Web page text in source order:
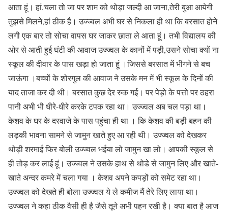
आता हूं। हां,चला तो जा पर शाम को थोड़ा जल्दी आ जाना,तेरी बुआ आयेगी
तुझसे मिलने,हां ठीक है। उज्ज्वल अभी घर से निकला ही था कि बरसात होने
लगी एक बार तो सोचा वापस घर जाकर छाता ले आता हूं। तभी विद्यालय की
ओर से आती हुई घंटी की आवाज उज्ज्वल के कानों में पड़ी,उसने सोचा क्यों ना
स्कूल की दीवार के पास खड़ा हो जाता हूं ।जिससे बरसात में भीगने से बच
जाऊंगा ।बच्चों के शोरगुल की आवाज ने उसके मन में भी स्कूल के दिनों की
याद ताजा कर दी थी। बरसात कुछ देर रुक गई। पर पेड़ो के पत्तो पर ठहरा
पानी अभी भी धीरे-धीरे करके टपक रहा था। उज्ज्वल अब चल पड़ा था।
केशव के घर के दरवाजे के पास पहुंचा ही था । कि केशव की बड़ी बहन की
लड़की भावना सामने से जामुन खाते हुए आ रही थी। उज्ज्वल को देखकर
थोड़ी शरमाई फिर बोली उज्ज्वल भईया लो जामुन खा लो। आपकी स्कूल से
ही तोड़ कर लाई हूं। उज्ज्वल ने उसके हाथ से थोडे से जामुन लिए और खाते-
खाते अन्दर कमरे में चला गया । केशव अपने कपड़ों को समेट रहा था।
उज्ज्वल को देखते ही बोला उज्ज्वल ये ले कमीज मैं तेरे लिए लाया था।
उज्ज्वल ने कहा ठीक वैसी ही है जैसे तूने अभी पहन रखी है। क्या बात है आज